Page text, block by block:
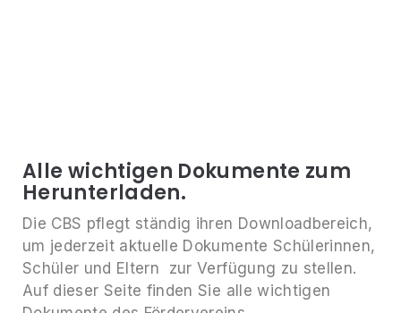
Alle wichtigen Dokumente zum
Herunterladen.
Die CBS pflegt ständig ihren Downloadbereich,
um jederzeit aktuelle Dokumente Schülerinnen,
Schüler und Eltern zur Verfügung zu stellen.
Auf dieser Seite finden Sie alle wichtigen